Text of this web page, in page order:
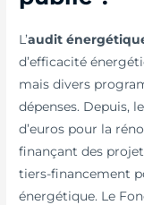
L’audit
d’efficacité
mais divers
dépenses. Depuis,
d’euros pour la
finançant des
tiers-financement
énergétique. Le